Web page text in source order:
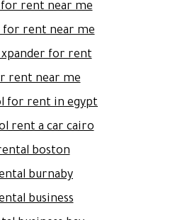
rent near me
rent near me\
for rent
rent near me
for rent in egypt
rent a car cairo
boston
burnaby
business